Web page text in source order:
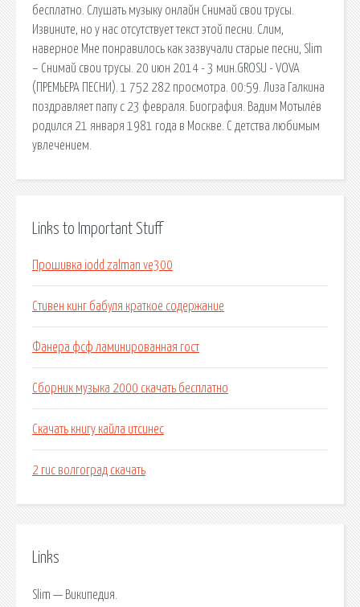
бесплатно. Слушать музыку онлайн Снимай свои трусы.
Извините, но у нас отсутствует текст этой песни. Слим,
наверное Мне понравилось как зазвучали старые песни, Slim
– Снимай свои трусы. 20 июн 2014 - 3 мин.GROSU - VOVA
(ПРЕМЬЕРА ПЕСНИ). 1 752 282 просмотра. 00:59. Лиза Галкина
поздравляет папу с 23 февраля. Биография. Вадим Мотылёв
родился 21 января 1981 года в Москве. С детства любимым
увлечением.
Links to Important Stuff
Прошивка iodd zalman ve300
Стивен кинг бабуля краткое содержание
Фанера фсф ламинированная гост
Сборник музыка 2000 скачать бесплатно
Скачать книгу кайла итсинес
2 гис волгоград скачать
Links
Slim — Википедия.